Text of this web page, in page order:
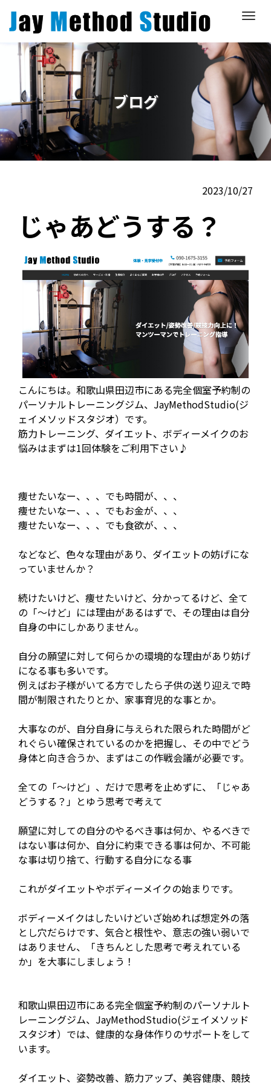
M
n
u
ブログ
2023/10/27
じゃあどうする？
こんにちは。和歌山県田辺市にある完全個室予約制の
パーソナルトレーニングジム、JayMethodStudio(ジ
ェイメソッドスタジオ）です。
筋力トレーニング、ダイエット、ボディーメイクのお
悩みはまずは1回体験をご利用下さい♪
痩せたいなー、、、でも時間が、、、
痩せたいなー、、、でもお金が、、、
痩せたいなー、、、でも食欲が、、、
などなど、色々な理由があり、ダイエットの妨げにな
っていませんか？
続けたいけど、痩せたいけど、分かってるけど、全て
の「～けど」には理由があるはずで、その理由は自分
自身の中にしかありません。
自分の願望に対して何らかの環境的な理由があり妨げ
になる事も多いです。
例えばお子様がいてる方でしたら子供の送り迎えで時
間が制限されたりとか、家事育児的な事とか。
大事なのが、自分自身に与えられた限られた時間がど
れぐらい確保されているのかを把握し、その中でどう
身体と向き合うか、まずはこの作戦会議が必要です。
全ての「～けど」、だけで思考を止めずに、「じゃあ
どうする？」とゆう思考で考えて
願望に対しての自分のやるべき事は何か、やるべきで
はない事は何か、自分に約束できる事は何か、不可能
な事は切り捨て、行動する自分になる事
これがダイエットやボディーメイクの始まりです。
ボディーメイクはしたいけどいざ始めれば想定外の落
とし穴だらけです、気合と根性や、意志の強い弱いで
はありません、「きちんとした思考で考えれている
か」を大事にしましょう！
和歌山県田辺市にある完全個室予約制のパーソナルト
レーニングジム、JayMethodStudio(ジェイメソッド
スタジオ）では、健康的な身体作りのサポートをして
います。
ダイエット、姿勢改善、筋力アップ、美容健康、競技